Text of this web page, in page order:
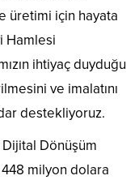
üretimi için hayata
Hamlesi
ihtiyaç duyduğu
ve imalatını
destekliyoruz.
Dönüşüm
448 milyon dolara